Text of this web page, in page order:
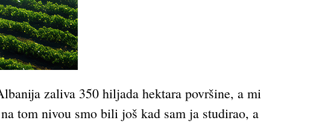
zaliva 350 hiljada hektara površine, a mi
tom nivou smo bili još kad sam ja studirao, a